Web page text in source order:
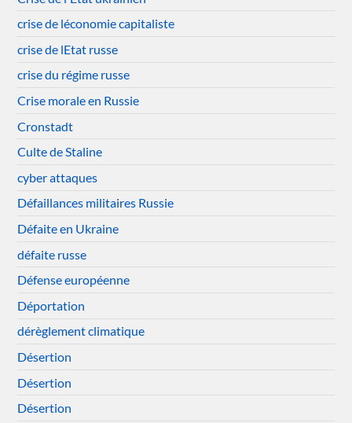
crise de léconomie capitaliste
crise de lEtat russe
crise du régime russe
Crise morale en Russie
Cronstadt
Culte de Staline
cyber attaques
Défaillances militaires Russie
Défaite en Ukraine
défaite russe
Défense européenne
Déportation
dérèglement climatique
Désertion
Désertion
Désertion